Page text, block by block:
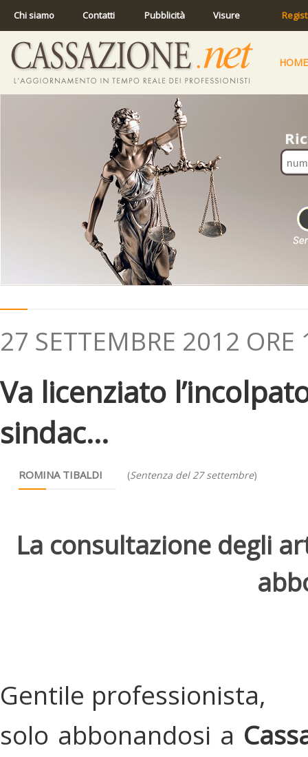
Chi siamo Contatti Pubblicità Visure
HOME
27 SETTEMBRE 2012 ORE
Va licenziato
sindac...
ROMINA TIBALDI (Sentenza del 27 settembre)
La consultazione degli
Gentile professionista,
solo abbonandosi a